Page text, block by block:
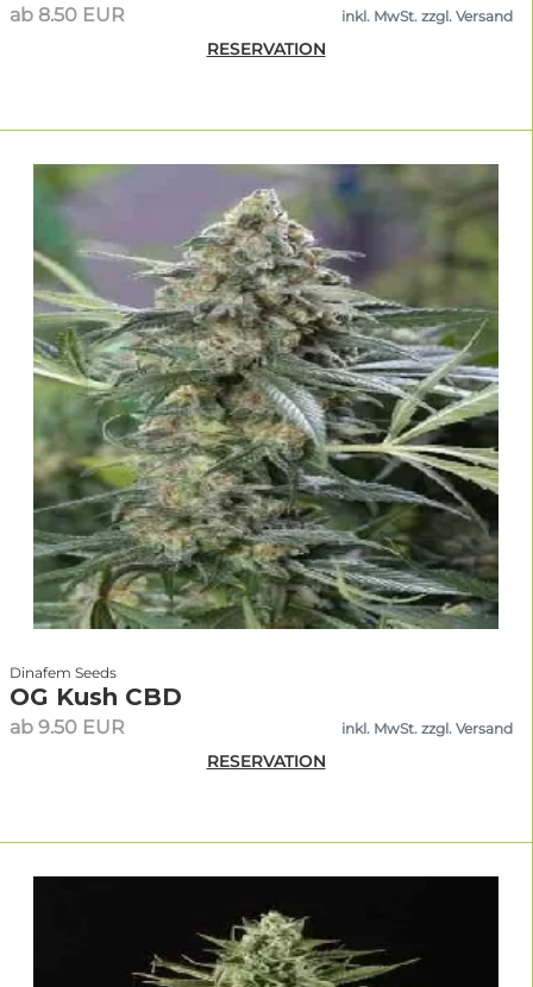
ab 8.50 EUR inkl. MwSt. zzgl. Versand
RESERVATION
Dinafem Seeds
OG Kush CBD
ab 9.50 EUR inkl. MwSt. zzgl. Versand
RESERVATION